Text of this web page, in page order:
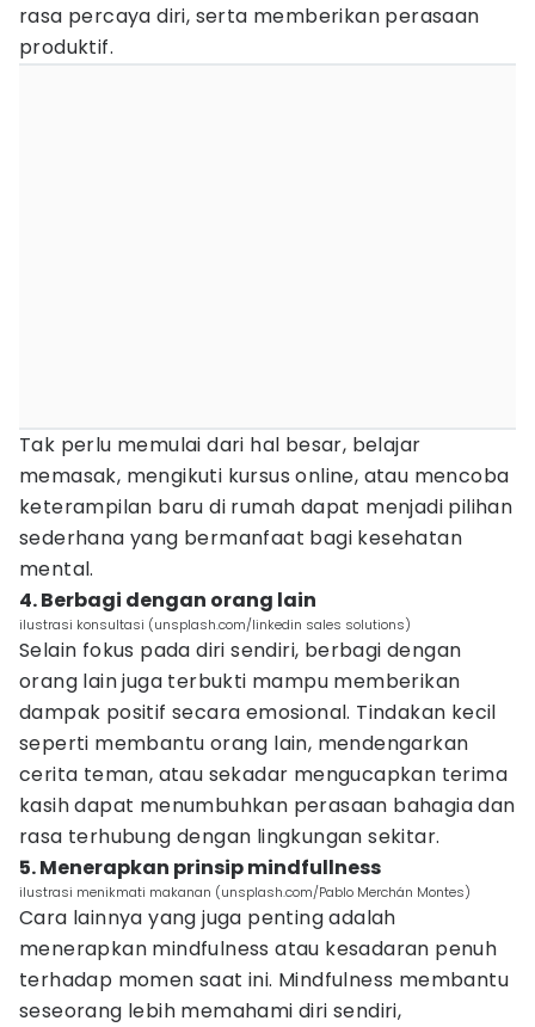
rasa percaya diri, serta memberikan perasaan
produktif.
Tak perlu memulai dari hal besar, belajar
memasak, mengikuti kursus online, atau mencoba
keterampilan baru di rumah dapat menjadi pilihan
sederhana yang bermanfaat bagi kesehatan
mental.
4. Berbagi dengan orang lain
ilustrasi konsultasi (unsplash.com/linkedin sales solutions)
Selain fokus pada diri sendiri, berbagi dengan
orang lain juga terbukti mampu memberikan
dampak positif secara emosional. Tindakan kecil
seperti membantu orang lain, mendengarkan
cerita teman, atau sekadar mengucapkan terima
kasih dapat menumbuhkan perasaan bahagia dan
rasa terhubung dengan lingkungan sekitar.
5. Menerapkan prinsip mindfullness
ilustrasi menikmati makanan (unsplash.com/Pablo Merchán Montes)
Cara lainnya yang juga penting adalah
menerapkan mindfulness atau kesadaran penuh
terhadap momen saat ini. Mindfulness membantu
seseorang lebih memahami diri sendiri,